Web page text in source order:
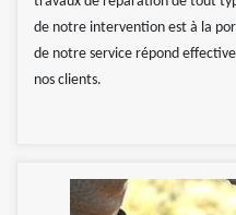
de notre intervention est à la
de notre service répond
nos clients.